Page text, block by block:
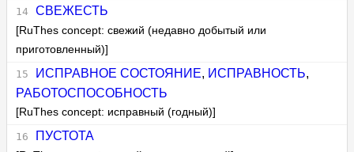
СВЕЖЕСТЬ
[RuThes concept: свежий (недавно добытый или
приготовленный)]
ИСПРАВНОЕ СОСТОЯНИЕ, ИСПРАВНОСТЬ,
РАБОТОСПОСОБНОСТЬ
[RuThes concept: исправный (годный)]
ПУСТОТА